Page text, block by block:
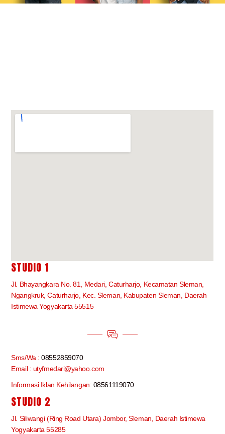
STUDIO 1
Jl. Bhayangkara No. 81, Medari, Caturharjo, Kecamatan Sleman,
Ngangkruk, Caturharjo, Kec. Sleman, Kabupaten Sleman, Daerah
Istimewa Yogyakarta 55515
Sms/Wa :08552859070
Email : utyfmedari@yahoo.com
Informasi Iklan Kehilangan: 08561119070
STUDIO 2
Jl. Siliwangi (Ring Road Utara) Jombor, Sleman, Daerah Istimewa
Yogyakarta 55285